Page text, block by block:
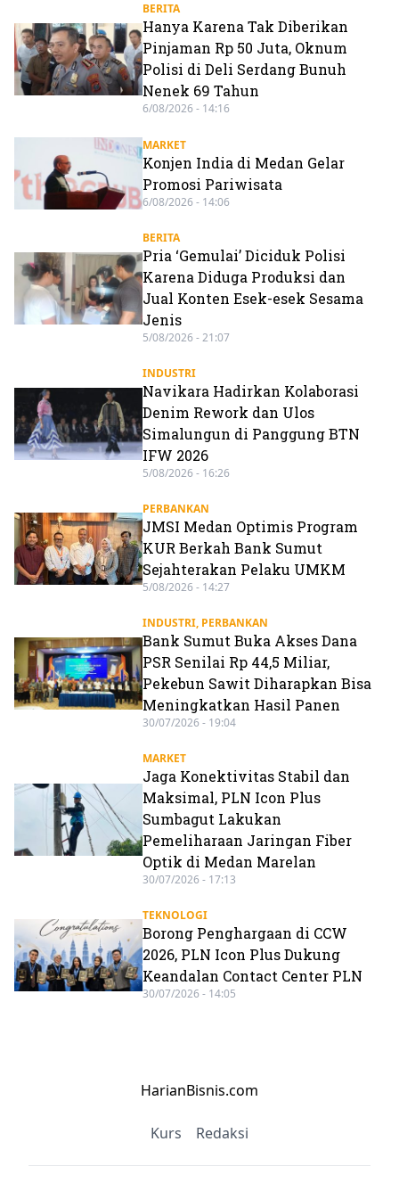
BERITA
Hanya Karena Tak Diberikan
Pinjaman Rp 50 Juta, Oknum
Polisi di Deli Serdang Bunuh
Nenek 69 Tahun
6/08/2026 - 14:16
MARKET
Konjen India di Medan Gelar
Promosi Pariwisata
6/08/2026 - 14:06
BERITA
Pria ‘Gemulai’ Diciduk Polisi
Karena Diduga Produksi dan
Jual Konten Esek-esek Sesama
Jenis
5/08/2026 - 21:07
INDUSTRI
Navikara Hadirkan Kolaborasi
Denim Rework dan Ulos
Simalungun di Panggung BTN
IFW 2026
5/08/2026 - 16:26
PERBANKAN
JMSI Medan Optimis Program
KUR Berkah Bank Sumut
Sejahterakan Pelaku UMKM
5/08/2026 - 14:27
INDUSTRI, PERBANKAN
Bank Sumut Buka Akses Dana
PSR Senilai Rp 44,5 Miliar,
Pekebun Sawit Diharapkan Bisa
Meningkatkan Hasil Panen
30/07/2026 - 19:04
MARKET
Jaga Konektivitas Stabil dan
Maksimal, PLN Icon Plus
Sumbagut Lakukan
Pemeliharaan Jaringan Fiber
Optik di Medan Marelan
30/07/2026 - 17:13
TEKNOLOGI
Borong Penghargaan di CCW
2026, PLN Icon Plus Dukung
Keandalan Contact Center PLN
30/07/2026 - 14:05
HarianBisnis.com
Kurs Redaksi